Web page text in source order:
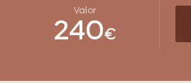
Valor
240€